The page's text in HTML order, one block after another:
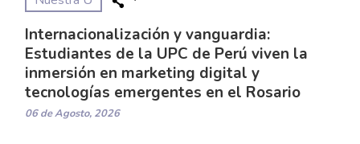
Internacionalización y vanguardia:
Estudiantes de la UPC de Perú viven la
inmersión en marketing digital y
tecnologías emergentes en el Rosario
06 de Agosto, 2026